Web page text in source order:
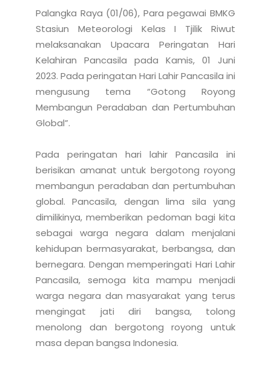
Palangka Raya (01/06), Para pegawai BMKG
Stasiun Meteorologi Kelas I Tjilik Riwut
melaksanakan Upacara Peringatan Hari
Kelahiran Pancasila pada Kamis, 01 Juni
2023. Pada peringatan Hari Lahir Pancasila ini
mengusung tema “Gotong Royong
Membangun Peradaban dan Pertumbuhan
Global”.
Pada peringatan hari lahir Pancasila ini
berisikan amanat untuk bergotong royong
membangun peradaban dan pertumbuhan
global. Pancasila, dengan lima sila yang
dimilikinya, memberikan pedoman bagi kita
sebagai warga negara dalam menjalani
kehidupan bermasyarakat, berbangsa, dan
bernegara. Dengan memperingati Hari Lahir
Pancasila, semoga kita mampu menjadi
warga negara dan masyarakat yang terus
mengingat jati diri bangsa, tolong
menolong dan bergotong royong untuk